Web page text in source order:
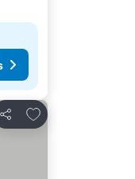
Compartir
Agregar a favoritos